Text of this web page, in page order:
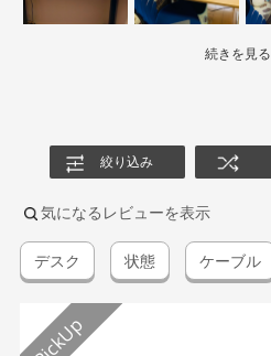
続きを見る
絞り込み
気になるレビューを表示
デスク 状態 ケーブル